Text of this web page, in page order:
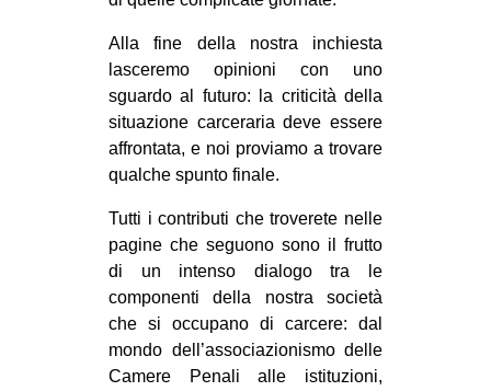
Alla fine della nostra inchiesta
lasceremo opinioni con uno
sguardo al futuro: la criticità della
situazione carceraria deve essere
affrontata, e noi proviamo a trovare
qualche spunto finale.
Tutti i contributi che troverete nelle
pagine che seguono sono il frutto
di un intenso dialogo tra le
componenti della nostra società
che si occupano di carcere: dal
mondo dell’associazionismo delle
Camere Penali alle istituzioni,